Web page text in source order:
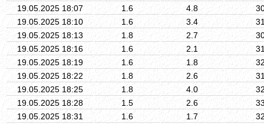
19.05.2025 18:07
1.6 4.8
19.05.2025 18:10
1.6 3.4
19.05.2025 18:13
1.8 2.7
19.05.2025 18:16
1.6 2.1
19.05.2025 18:19
1.6 1.8
19.05.2025 18:22
1.8 2.6
19.05.2025 18:25
1.8 4.0
19.05.2025 18:28
1.5 2.6
19.05.2025 18:31
1.6 1.7